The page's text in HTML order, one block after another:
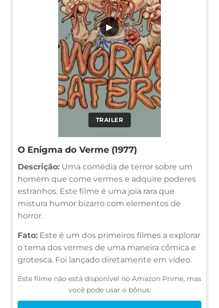
TRAILER
▶
O Enigma do Verme (1977)
Descrição: Uma comédia de terror sobre um
homem que come vermes e adquire poderes
estranhos. Este filme é uma joia rara que
mistura humor bizarro com elementos de
horror.
Fato: Este é um dos primeiros filmes a explorar
o tema dos vermes de uma maneira cômica e
grotesca. Foi lançado diretamente em vídeo.
Este filme não está disponível no Amazon Prime, mas
você pode usar o bônus: